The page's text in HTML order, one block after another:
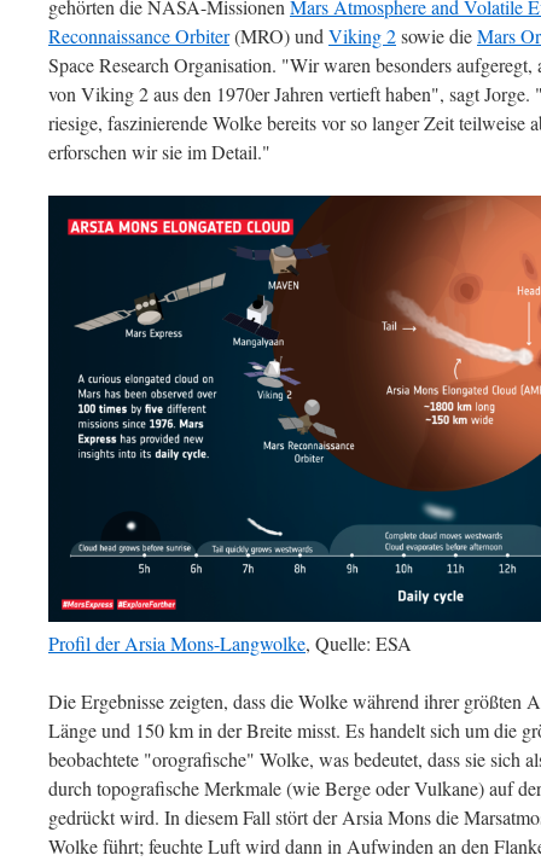
gehörten die NASA-Missionen Mars Atmosphere and Volatile
Reconnaissance Orbiter(MRO) und Viking 2sowie dieMars
Space Research Organisation. "Wir waren besonders
von Viking 2 aus den 1970er Jahren vertieft haben", sagt Jorge.
riesige, faszinierende Wolke bereits vor so langer Zeit teilweise
erforschen wir sie im Detail."
Profil der Arsia Mons-Langwolke, Quelle: ESA
Die Ergebnisse zeigten, dass die Wolke während ihrer größten
Länge und 150 km in der Breite misst. Es handelt sich um die
beobachtete "orografische" Wolke, was bedeutet, dass sie sich
durch topografische Merkmale (wie Berge oder Vulkane) auf
gedrückt wird. In diesem Fall stört der Arsia Mons die
Wolke führt; feuchte Luft wird dann in Aufwinden an den